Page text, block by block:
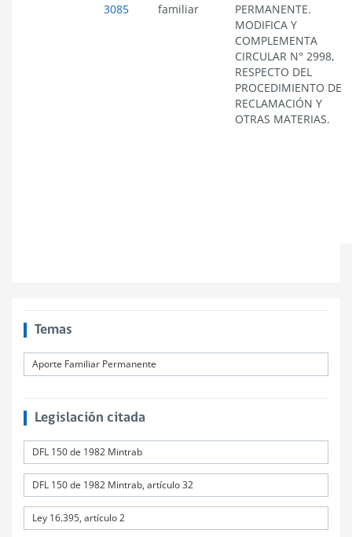
3085
familiar
PERMANENTE.
MODIFICA Y
COMPLEMENTA
CIRCULAR N° 2998,
RESPECTO DEL
PROCEDIMIENTO DE
RECLAMACIÓN Y
OTRAS MATERIAS.
Temas
Aporte Familiar Permanente
Legislación citada
DFL 150 de 1982 Mintrab
DFL 150 de 1982 Mintrab, artículo 32
Ley 16.395, artículo 2